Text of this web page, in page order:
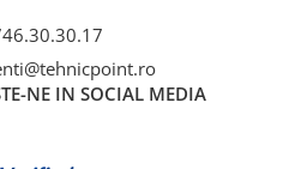
NE IN SOCIAL MEDIA